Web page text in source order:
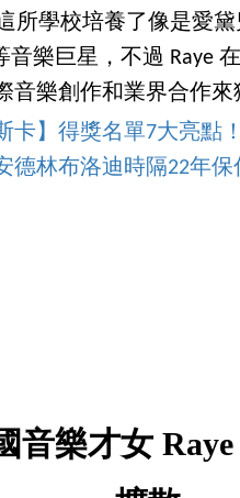
所學校培養了像是愛
音樂巨星，不過 Raye
音樂創作和業界合作來
卡】得獎名單7大亮點
德林布洛迪時隔22年
音樂才女